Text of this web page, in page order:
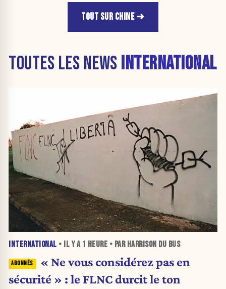
TOUT SUR CHINE
TOUTES LES NEWS INTERNATIONAL
INTERNATIONAL • IL Y A 1 HEURE • PAR HARRISON DU BUS
« Ne vous considérez pas en
sécurité » : le FLNC durcit le ton